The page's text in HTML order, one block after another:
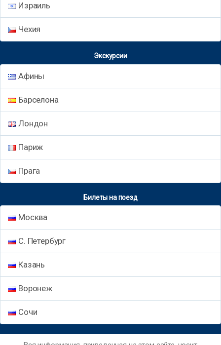
Израиль
Чехия
Экскурсии
Афины
Барселона
Лондон
Париж
Прага
Билеты на поезд
Москва
С. Петербург
Казань
Воронеж
Сочи